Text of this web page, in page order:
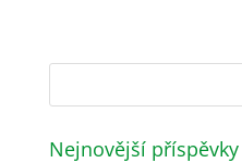
Nejnovější příspěvky